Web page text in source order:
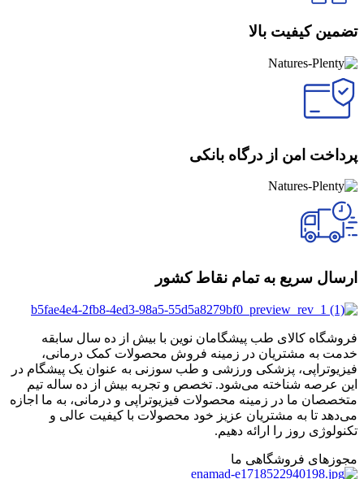
تضمین کیفیت بالا
پرداخت امن از درگاه بانکی
ارسال سریع به تمام نقاط کشور
فروشگاه کالای طب پیشگامان نوین با بیش از ده سال سابقه
خدمت به مشتریان در زمینه فروش محصولات کمک درمانی،
فیزیوتراپی، پزشکی ورزشی و طب سوزنی به عنوان یک پیشگام در
این عرصه شناخته می‌شود. تخصص و تجربه بیش از ده ساله تیم
متخصصان ما در زمینه محصولات فیزیوتراپی و درمانی، به ما اجازه
می‌دهد تا به مشتریان عزیز خود محصولات با کیفیت عالی و
تکنولوژی روز را ارائه دهیم.
مجوزهای فروشگاهی ما